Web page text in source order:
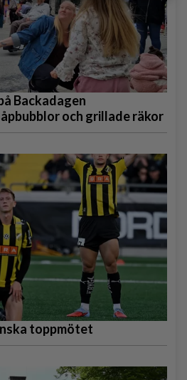
Backadagen
och grillade räkor
toppmötet